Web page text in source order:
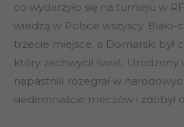
co wydarzyło się na turnieju w
wiedzą w Polsce wszyscy. Biało-
trzecie miejsce, a Domarski był
który zachwycił świat. Urodzony
napastnik rozegrał w
siedemnaście meczów i zdobył